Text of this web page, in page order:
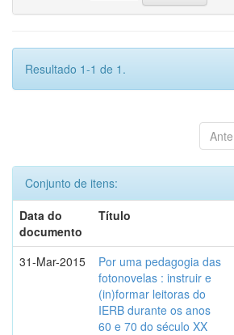
Resultado 1-1 de 1.
Conjunto de itens:
Data do
documento
Título
31-Mar-2015
Por uma pedagogia das
fotonovelas : instruir e
(in)formar leitoras do
IERB durante os anos
60 e 70 do século XX